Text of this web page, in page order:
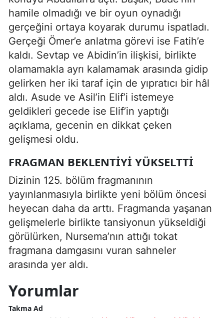
hamile olmadığı ve bir oyun oynadığı
gerçeğini ortaya koyarak durumu ispatladı.
Gerçeği Ömer’e anlatma görevi ise Fatih’e
kaldı. Sevtap ve Abidin’in ilişkisi, birlikte
olamamakla ayrı kalamamak arasında gidip
gelirken her iki taraf için de yıpratıcı bir hâl
aldı. Asude ve Asil’in Elif’i istemeye
geldikleri gecede ise Elif’in yaptığı
açıklama, gecenin en dikkat çeken
gelişmesi oldu.
FRAGMAN BEKLENTIYI YÜKSELTTI
Dizinin 125. bölüm fragmanının
yayınlanmasıyla birlikte yeni bölüm öncesi
heyecan daha da arttı. Fragmanda yaşanan
gelişmelerle birlikte tansiyonun yükseldiği
görülürken, Nursema’nın attığı tokat
fragmana damgasını vuran sahneler
arasında yer aldı.
Yorumlar
Takma Ad